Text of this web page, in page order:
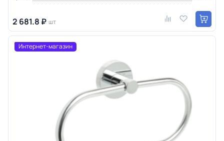
2 681.8 ₽ шт
Интернет-магазин